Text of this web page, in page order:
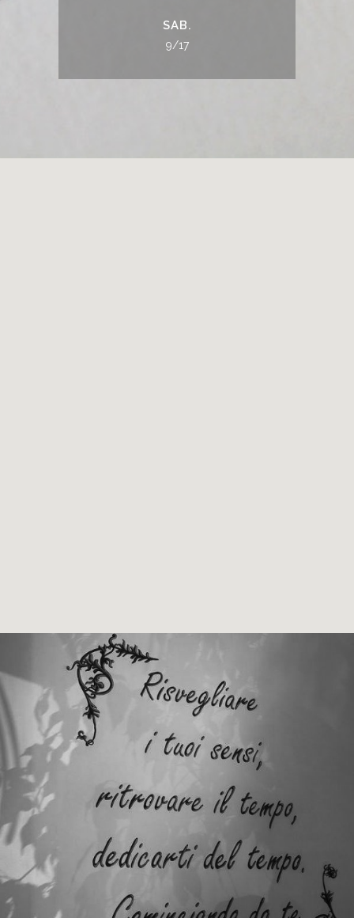
SAB.
9/17